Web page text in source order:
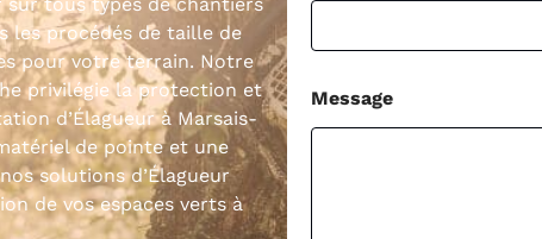
les procédés de taille de
pour votre terrain. Notre
privilégie la protection et
d’Élagueur à Marsais-
de pointe et une
solutions d’Élagueur
de vos espaces verts à
Message